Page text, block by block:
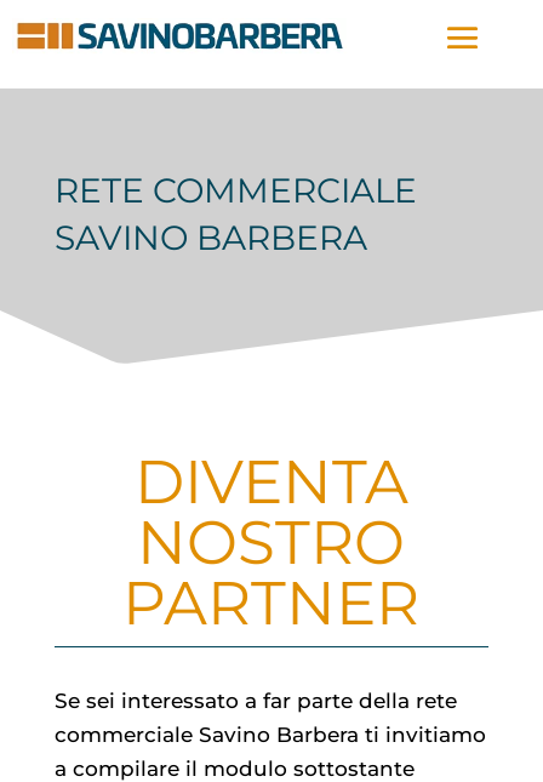
RETE COMMERCIALE
SAVINO BARBERA
DIVENTA
NOSTRO
PARTNER
Se sei interessato a far parte della rete
commerciale Savino Barbera ti invitiamo
a compilare il modulo sottostante